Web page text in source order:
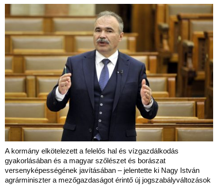
A kormány elkötelezett a felelős hal és vízgazdálkodás
gyakorlásában és a magyar szőlészet és borászat
versenyképességének javításában – jelentette ki Nagy István
agrárminiszter a mezőgazdaságot érintő új jogszabályváltozások